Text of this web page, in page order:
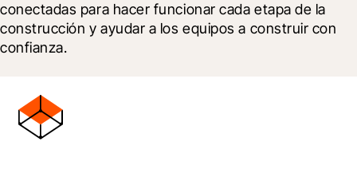
conectadas para hacer funcionar cada etapa de la
construcción y ayudar a los equipos a construir con
confianza.